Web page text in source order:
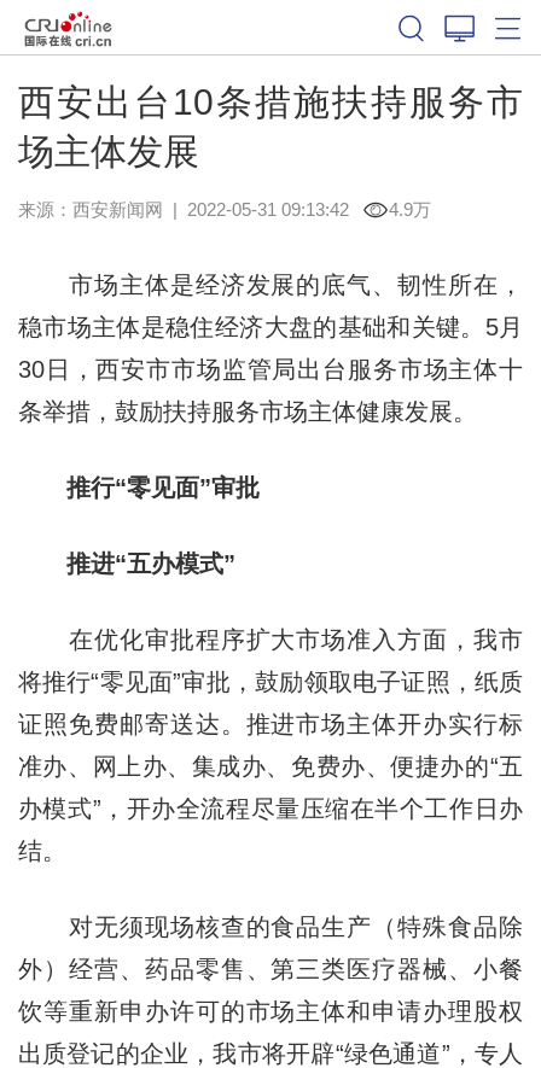
西安出台10条措施扶持服务市
场主体发展
来源： 西安新闻网 | 2022-05-31 09:13:42 4.9万
市场主体是经济发展的底气、韧性所在，
稳市场主体是稳住经济大盘的基础和关键。5月
30日，西安市市场监管局出台服务市场主体十
条举措，鼓励扶持服务市场主体健康发展。
推行“零见面”审批
推进“五办模式”
在优化审批程序扩大市场准入方面，我市
将推行“零见面”审批，鼓励领取电子证照，纸质
证照免费邮寄送达。推进市场主体开办实行标
准办、网上办、集成办、免费办、便捷办的“五
办模式”，开办全流程尽量压缩在半个工作日办
结。
对无须现场核查的食品生产（特殊食品除
外）经营、药品零售、第三类医疗器械、小餐
饮等重新申办许可的市场主体和申请办理股权
出质登记的企业，我市将开辟“绿色通道”，专人